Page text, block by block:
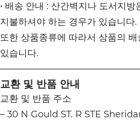
• 배송 안내 : 산간벽지나 도서지
지불하셔야 하는 경우가 있습니다.
또한 상품종류에 따라서 상품의
있습니다.
교환 및 반품 안내
교환 및 반품 주소
– 30 N Gould ST. R STE